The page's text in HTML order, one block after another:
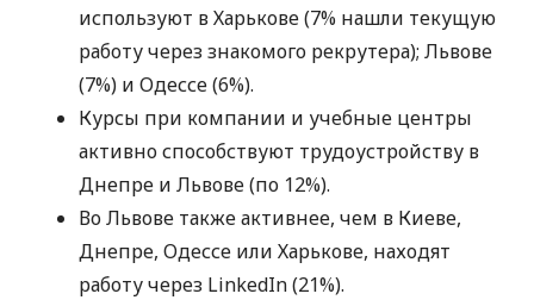
используют в Харькове (7% нашли текущую
работу через знакомого рекрутера); Львове
(7%) и Одессе (6%).
Курсы при компании и учебные центры
активно способствуют трудоустройству в
Днепре и Львове (по 12%).
Во Львове также активнее, чем в Киеве,
Днепре, Одессе или Харькове, находят
работу через LinkedIn (21%).